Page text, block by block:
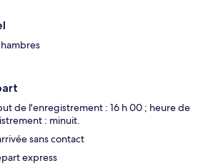
de l'enregistrement : 16 h 00 ; heure de
: minuit.
sans contact
express